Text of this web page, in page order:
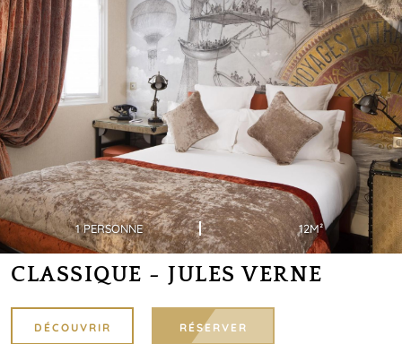
1 PERSONNE 12M²
CLASSIQUE - JULES VERNE
DÉCOUVRIR RÉSERVER